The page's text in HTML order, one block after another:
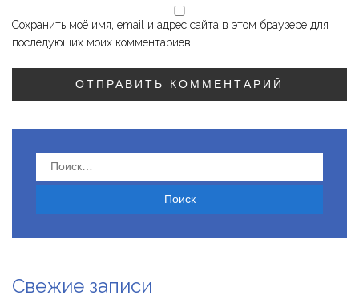
Сохранить моё имя, email и адрес сайта в этом браузере для
последующих моих комментариев.
Найти:
Свежие записи